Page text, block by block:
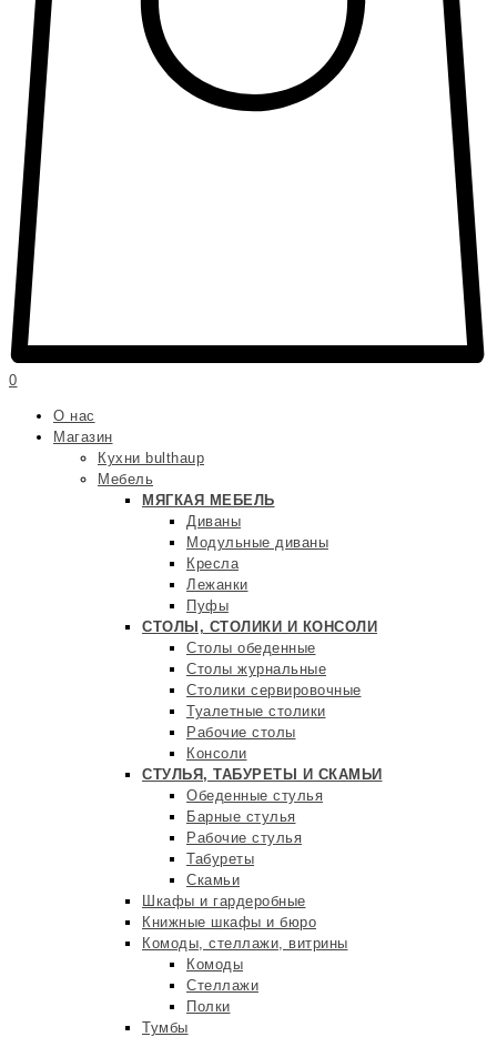
0
О нас
Магазин
Кухни bulthaup
Мебель
МЯГКАЯ МЕБЕЛЬ
Диваны
Модульные диваны
Кресла
Лежанки
Пуфы
СТОЛЫ, СТОЛИКИ И КОНСОЛИ
Столы обеденные
Столы журнальные
Столики сервировочные
Туалетные столики
Рабочие столы
Консоли
СТУЛЬЯ, ТАБУРЕТЫ И СКАМЬИ
Обеденные стулья
Барные стулья
Рабочие стулья
Табуреты
Скамьи
Шкафы и гардеробные
Книжные шкафы и бюро
Комоды, стеллажи, витрины
Комоды
Стеллажи
Полки
Тумбы